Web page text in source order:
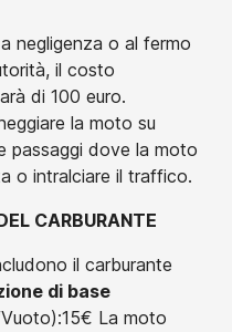
negligenza o al fermo
il costo
di 100 euro.
la moto su
passaggi dove la moto
o intralciare il traffico.
CARBURANTE
il carburante
di base
La moto